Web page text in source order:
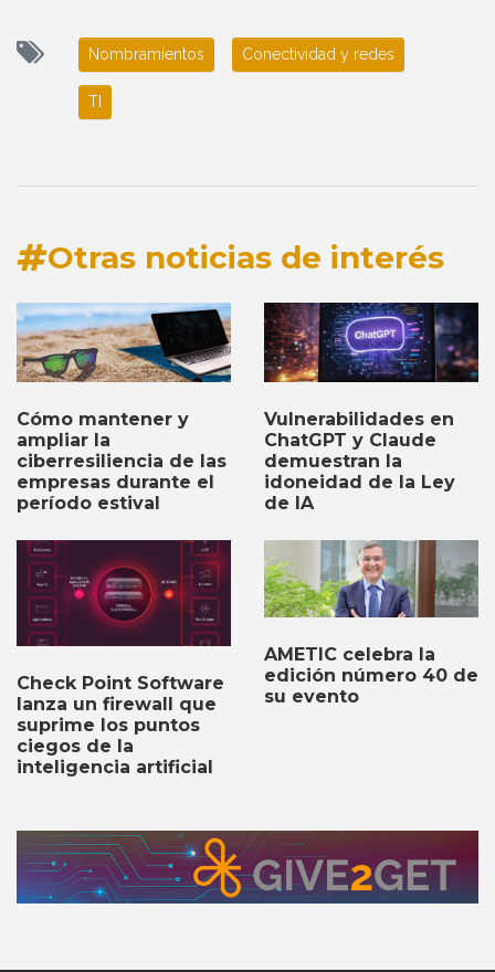
Nombramientos Conectividad y redes
TI
Otras noticias de interés
Cómo mantener y
ampliar la
ciberresiliencia de las
empresas durante el
período estival
Vulnerabilidades en
ChatGPT y Claude
demuestran la
idoneidad de la Ley
de IA
Check Point Software
lanza un firewall que
suprime los puntos
ciegos de la
inteligencia artificial
AMETIC celebra la
edición número 40 de
su evento